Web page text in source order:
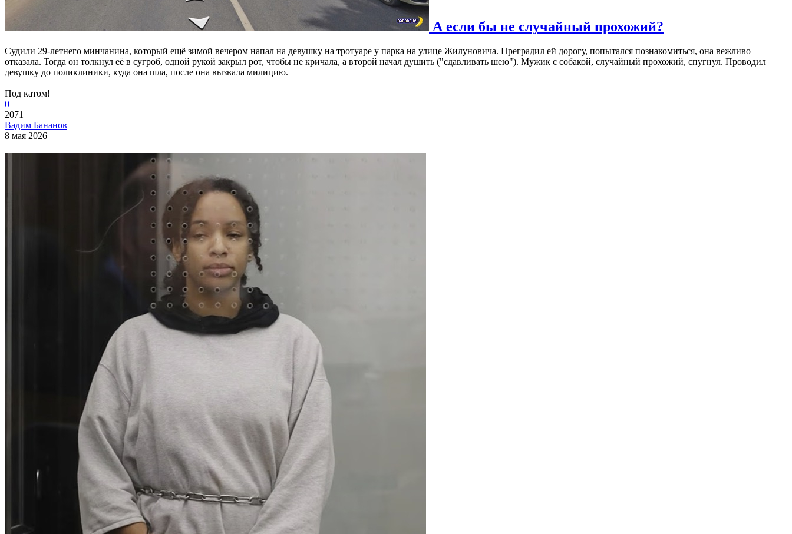
А если бы не случайный прохожий?
Судили 29-летнего минчанина, который ещё зимой вечером напал на девушку на тротуаре у парка на улице Жилуновича. Преградил ей дорогу, попытался познакомиться, она вежливо
отказала. Тогда он толкнул её в сугроб, одной рукой закрыл рот, чтобы не кричала, а второй начал душить ("сдавливать шею"). Мужик с собакой, случайный прохожий, спугнул. Проводил
девушку до поликлиники, куда она шла, после она вызвала милицию.
Под катом!
0
2071
Вадим Бананов
8 мая 2026